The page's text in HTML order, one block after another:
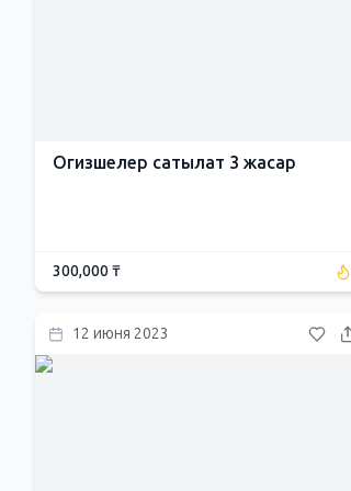
Огизшелер сатылат 3 жасар
300,000 ₸
12 июня 2023